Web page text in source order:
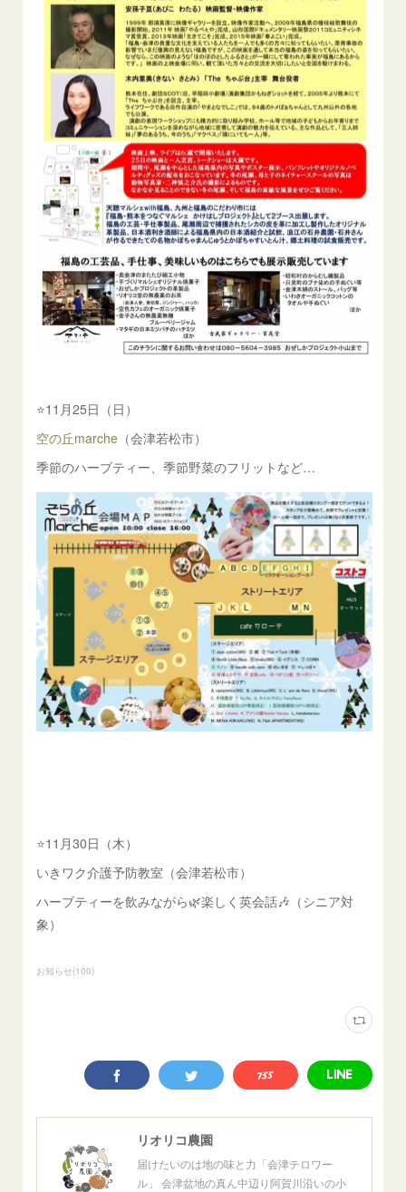
⭐️11月25日（日）
空の丘marche （会津若松市）
季節のハーブティー、季節野菜のフリットなど…
⭐️11月30日（木）
いきワク介護予防教室（会津若松市）
ハーブティーを飲みながら🌿楽しく英会話🎶（シニア対
象）
お知らせ(100)
リオリコ農園
届けたいのは地の味と力「会津テロワー
ル」 会津盆地の真ん中辺り阿賀川沿いの小